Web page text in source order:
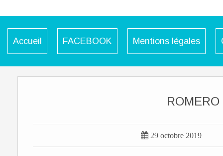
Accueil FACEBOOK Mentions légales
 29 octobre 2019